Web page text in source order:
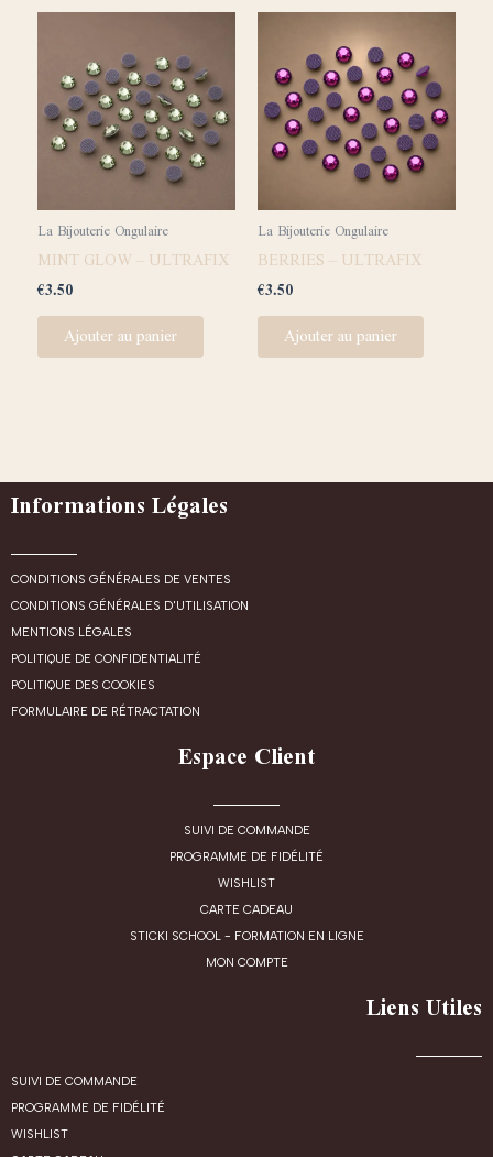
La Bijouterie Ongulaire
MINT GLOW – ULTRAFIX
€3.50
Ajouter au panier
La Bijouterie Ongulaire
BERRIES – ULTRAFIX
€3.50
Ajouter au panier
Informations Légales
CONDITIONS GÉNÉRALES DE VENTES
CONDITIONS GÉNÉRALES D'UTILISATION
MENTIONS LÉGALES
POLITIQUE DE CONFIDENTIALITÉ
POLITIQUE DES COOKIES
FORMULAIRE DE RÉTRACTATION
Espace Client
SUIVI DE COMMANDE
PROGRAMME DE FIDÉLITÉ
WISHLIST
CARTE CADEAU
STICKI SCHOOL - FORMATION EN LIGNE
MON COMPTE
Liens Utiles
SUIVI DE COMMANDE
PROGRAMME DE FIDÉLITÉ
WISHLIST